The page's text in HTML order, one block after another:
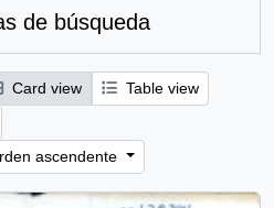
de búsqueda
Card view
Table view
ascendente